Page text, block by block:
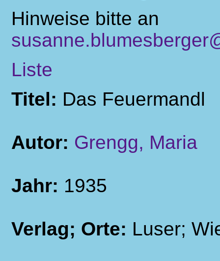
Hinweise bitte an
Liste
Titel: Das Feuermandl
Autor: Grengg, Maria
Jahr: 1935
Verlag; Orte: Luser;